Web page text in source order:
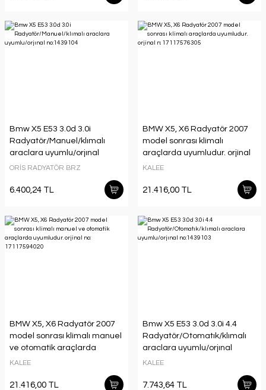
Bmw X5 E53 3.0d 3.0i
Radyatör/Manuel/klımalı
araclara uyumlu/orjınal
no:1439104
ORİS RADYATÖR BRZ
6.400,24 TL
BMW X5, X6 Radyatör 2007
model sonrası klimalı
araçlarda uyumludur. orjinal
n: 17117576305
KALEE
21.416,00 TL
BMW X5, X6 Radyatör 2007
model sonrası klimalı manuel
ve otomatik araçlarda
uyumludur. orjinal no:
KALEE
21.416,00 TL
Bmw X5 E53 3.0d 3.0i 4.4
Radyatör/Otomatık/klımalı
araclara uyumlu/orjınal
no:1439103
KALEE
7.743,64 TL